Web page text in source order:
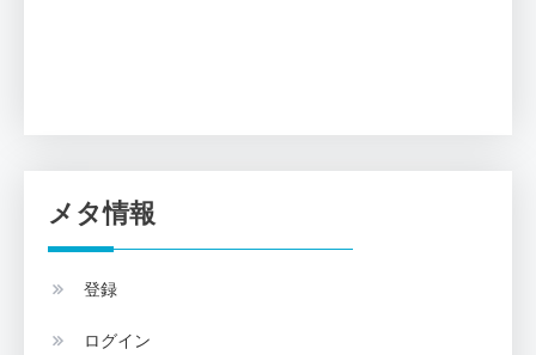
メタ情報
登録
ログイン